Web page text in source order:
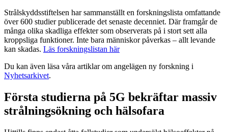
Strålskyddsstiftelsen har sammanställt en forskningslista omfattande
över 600 studier publicerade det senaste decenniet. Där framgår de
många olika skadliga effekter som observerats på i stort sett alla
kroppsliga funktioner. Inte bara människor påverkas – allt levande
kan skadas. Läs forskningslistan här
Du kan även läsa våra artiklar om angelägen ny forskning i
Nyhetsarkivet.
Första studierna på 5G bekräftar massiv
strålningsökning och hälsofara